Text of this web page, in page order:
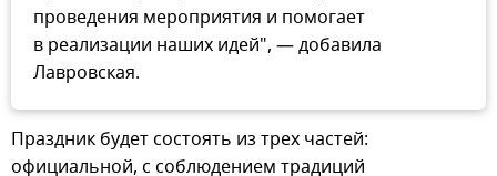
проведения мероприятия и помогает
в реализации наших идей", — добавила
Лавровская.
Праздник будет состоять из трех частей:
официальной, с соблюдением традиций